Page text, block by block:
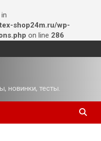
shop24m.ru/wp-
on line 286
новинки, тесты.